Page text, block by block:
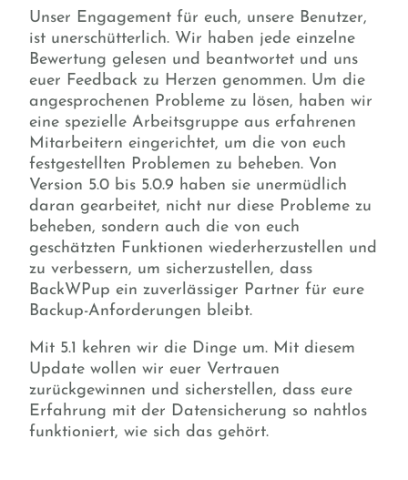
Unser Engagement für euch, unsere Benutzer,
ist unerschütterlich. Wir haben jede einzelne
Bewertung gelesen und beantwortet und uns
euer Feedback zu Herzen genommen. Um die
angesprochenen Probleme zu lösen, haben wir
eine spezielle Arbeitsgruppe aus erfahrenen
Mitarbeitern eingerichtet, um die von euch
festgestellten Problemen zu beheben. Von
Version 5.0 bis 5.0.9 haben sie unermüdlich
daran gearbeitet, nicht nur diese Probleme zu
beheben, sondern auch die von euch
geschätzten Funktionen wiederherzustellen und
zu verbessern, um sicherzustellen, dass
BackWPup ein zuverlässiger Partner für eure
Backup-Anforderungen bleibt.
Mit 5.1 kehren wir die Dinge um. Mit diesem
Update wollen wir euer Vertrauen
zurückgewinnen und sicherstellen, dass eure
Erfahrung mit der Datensicherung so nahtlos
funktioniert, wie sich das gehört.